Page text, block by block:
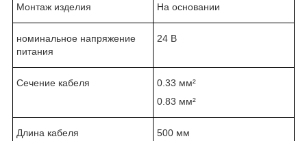
Монтаж изделия На основании
номинальное напряжение
питания
24 В
Сечение кабеля
0.33 мм²
0.83 мм²
Длина кабеля 500 мм